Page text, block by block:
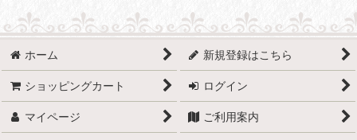
ホーム 新規登録はこちら
ショッピングカート ログイン
マイページ ご利用案内